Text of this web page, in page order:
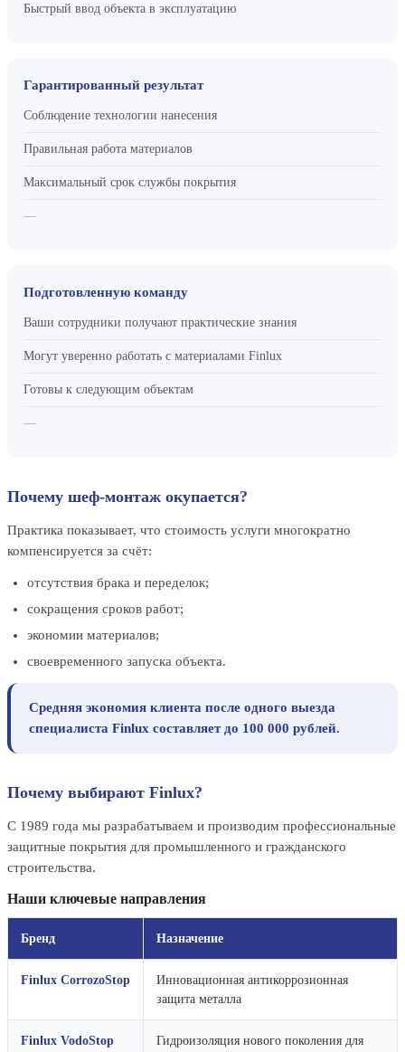
Быстрый ввод объекта в эксплуатацию
Гарантированный результат
Соблюдение технологии нанесения
Правильная работа материалов
Максимальный срок службы покрытия
—
Подготовленную команду
Ваши сотрудники получают практические знания
Могут уверенно работать с материалами Finlux
Готовы к следующим объектам
—
Почему шеф-монтаж окупается?
Практика показывает, что стоимость услуги многократно
компенсируется за счёт:
отсутствия брака и переделок;
сокращения сроков работ;
экономии материалов;
своевременного запуска объекта.
Средняя экономия клиента после одного выезда
специалиста Finlux составляет до 100 000 рублей.
Почему выбирают Finlux?
С 1989 года мы разрабатываем и производим профессиональные
защитные покрытия для промышленного и гражданского
строительства.
Наши ключевые направления
Бренд Назначение
Finlux CorrozoStop
Инновационная антикоррозионная
защита металла
Finlux VodoStop Гидроизоляция нового поколения для